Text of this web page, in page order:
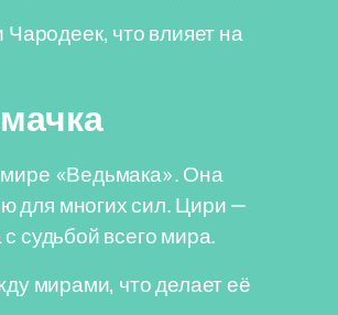
Чародеек, что влияет на
«Ведьмака». Она
для многих сил. Цири —
судьбой всего мира.
мирами, что делает её